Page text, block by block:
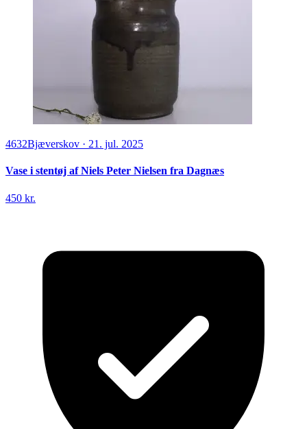
4632Bjæverskov · 21. jul. 2025
Vase i stentøj af Niels Peter Nielsen fra Dagnæs
450 kr.